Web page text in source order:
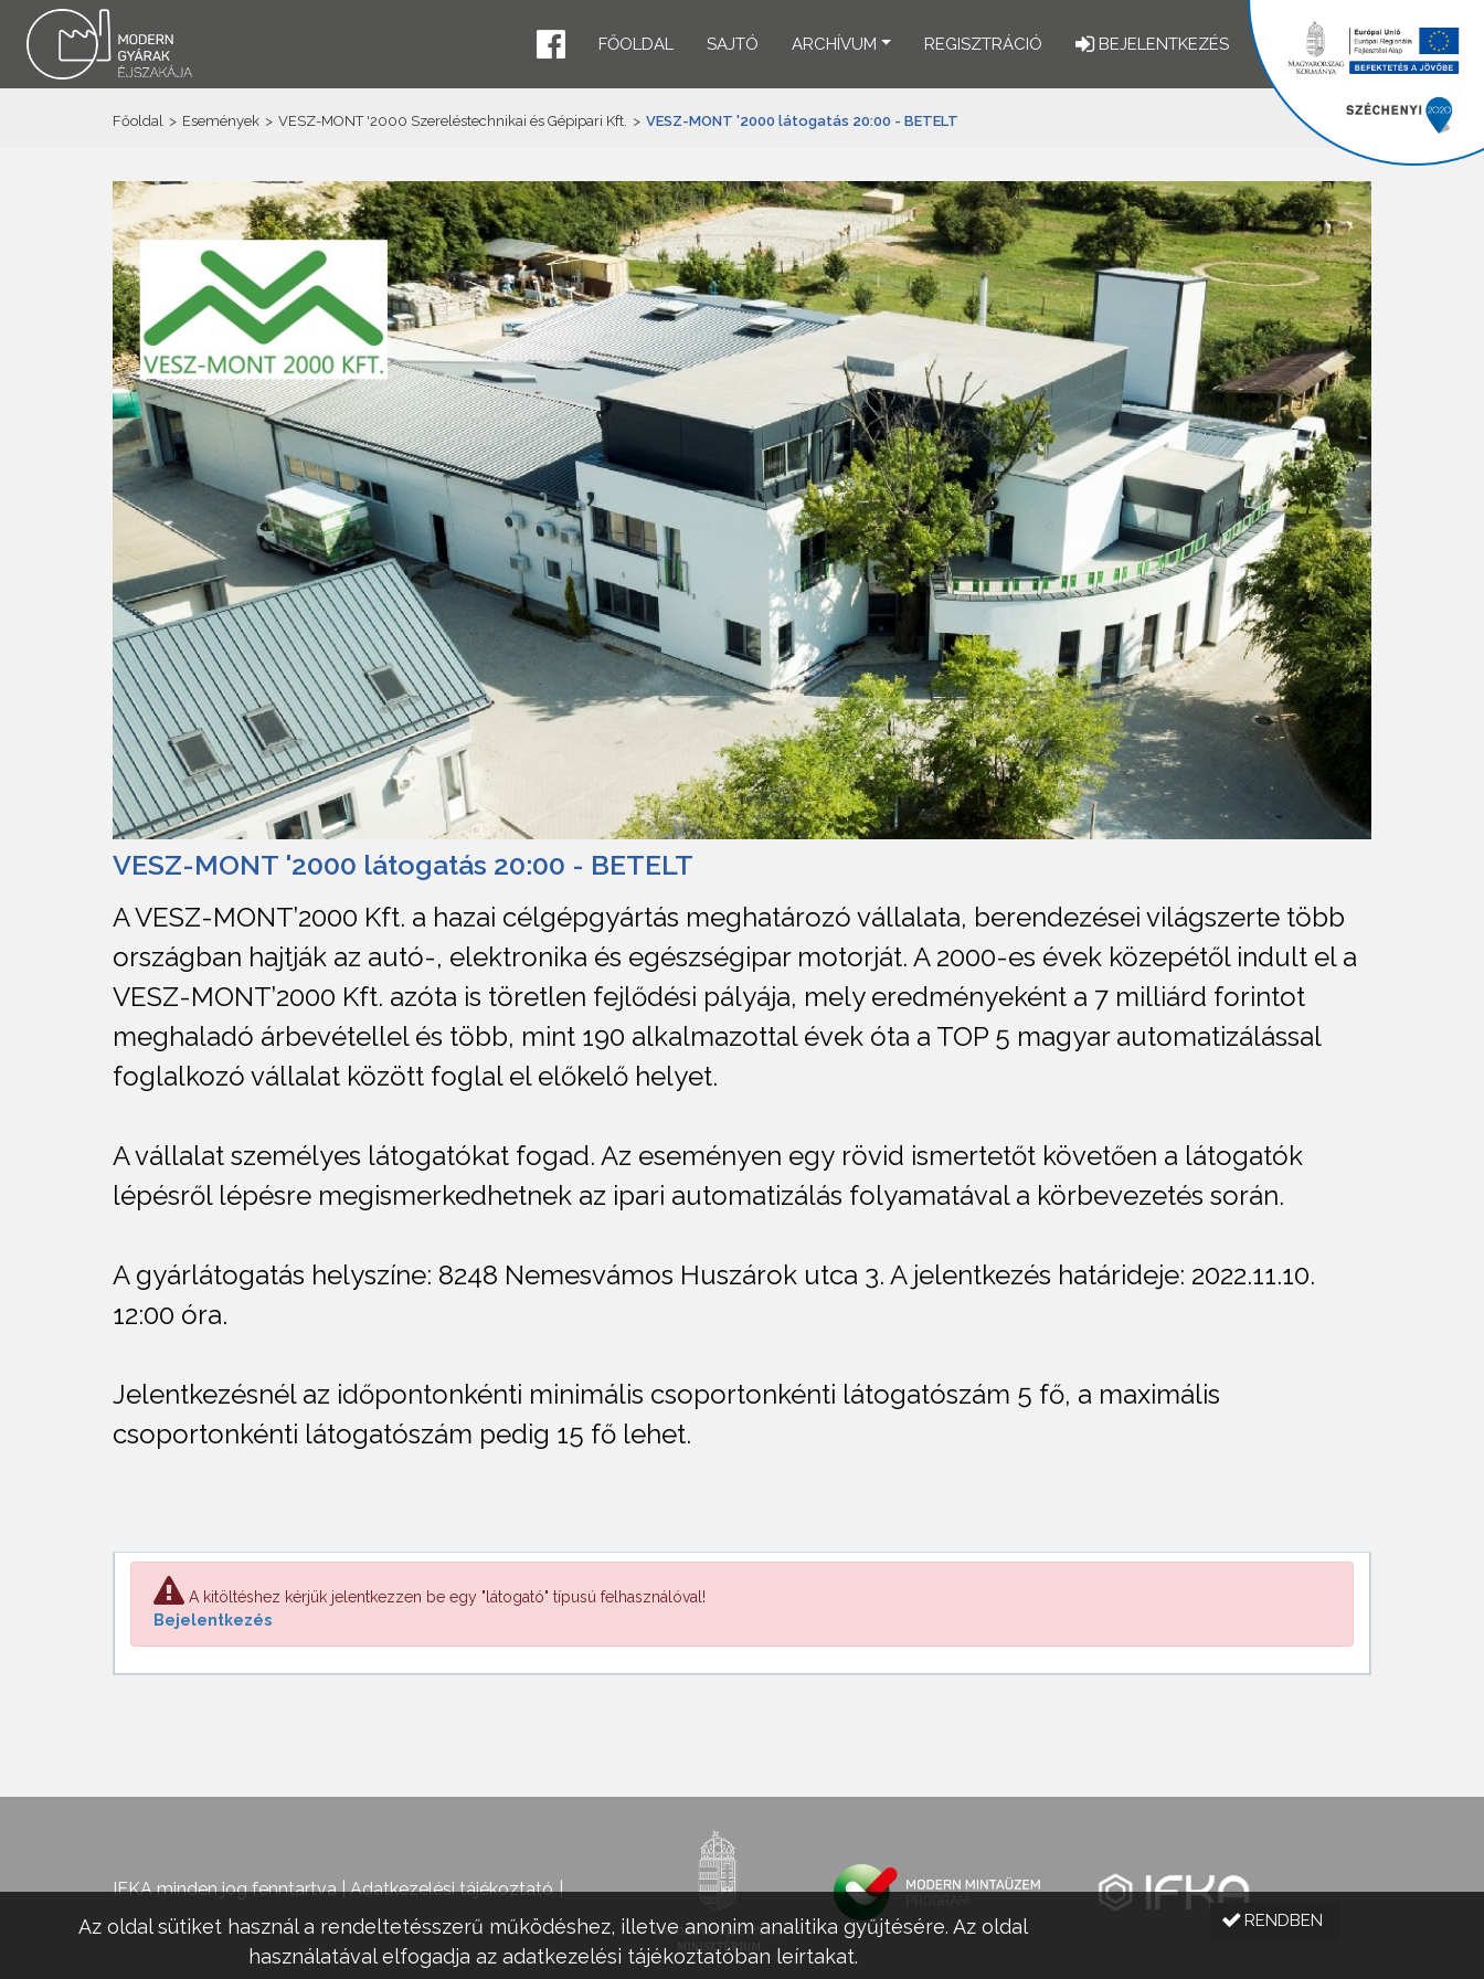
FŐOLDAL SAJTÓ ARCHÍVUM REGISZTRÁCIÓ BEJELENTKEZÉS
Főoldal > Események > VESZ-MONT '2000 Szereléstechnikai és Gépipari Kft. > VESZ-MONT '2000 látogatás 20:00 - BETELT
VESZ-MONT '2000 látogatás 20:00 - BETELT
A VESZ-MONT’2000 Kft. a hazai célgépgyártás meghatározó vállalata, berendezései világszerte több
országban hajtják az autó-, elektronika és egészségipar motorját. A 2000-es évek közepétől indult el a
VESZ-MONT’2000 Kft. azóta is töretlen fejlődési pályája, mely eredményeként a 7 milliárd forintot
meghaladó árbevétellel és több, mint 190 alkalmazottal évek óta a TOP 5 magyar automatizálással
foglalkozó vállalat között foglal el előkelő helyet.
A vállalat személyes látogatókat fogad. Az eseményen egy rövid ismertetőt követően a látogatók
lépésről lépésre megismerkedhetnek az ipari automatizálás folyamatával a körbevezetés során.
A gyárlátogatás helyszíne: 8248 Nemesvámos Huszárok utca 3. A jelentkezés határideje: 2022.11.10.
12:00 óra.
Jelentkezésnél az időpontonkénti minimális csoportonkénti látogatószám 5 fő, a maximális
csoportonkénti látogatószám pedig 15 fő lehet.
A kitöltéshez kérjük jelentkezzen be egy "látogató" típusú felhasználóval!
Bejelentkezés
IFKA minden jog fenntartva |Adatkezelési tájékoztató
Az oldal sütiket használ a rendeltetésszerű működéshez, illetve anonim analitika gyűjtésére. Az oldal
használatával elfogadja az adatkezelési tájékoztatóban leírtakat.
RENDBEN